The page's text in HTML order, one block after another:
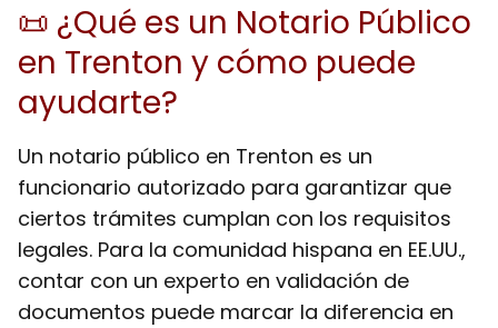
📜 ¿Qué es un Notario Público
en Trenton y cómo puede
ayudarte?
Un notario público en Trenton es un
funcionario autorizado para garantizar que
ciertos trámites cumplan con los requisitos
legales. Para la comunidad hispana en EE.UU.,
contar con un experto en validación de
documentos puede marcar la diferencia en